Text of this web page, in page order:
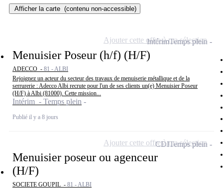
Afficher la carte (contenu non-accessible)
Menuisier Poseur (h/f) (H/F)
ADECCO - 81 - ALBI
Rejoignez un acteur du secteur des travaux de menuiserie métallique et de la
serrurerie : Adecco Albi recrute pour l'un de ses clients un(e) Menuisier Poseur
(H/F) à Albi (81000). Cette mission...
Intérim - Temps plein
Publié il y a 8 jours
IntérimTemps plein
Ajouter cette offre à ma sélection
Menuisier poseur ou agenceur
(H/F)
SOCIETE GOUPIL - 81 - ALBI
CDITemps plein
Ajouter cette offre à ma sélection